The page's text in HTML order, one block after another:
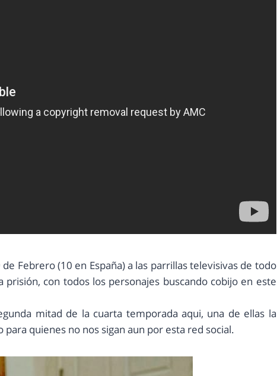
Febrero (10 en España) a las parrillas televisivas de todo
con todos los personajes buscando cobijo en este
mitad de la cuarta temporada aqui, una de ellas la
para quienes no nos sigan aun por esta red social.